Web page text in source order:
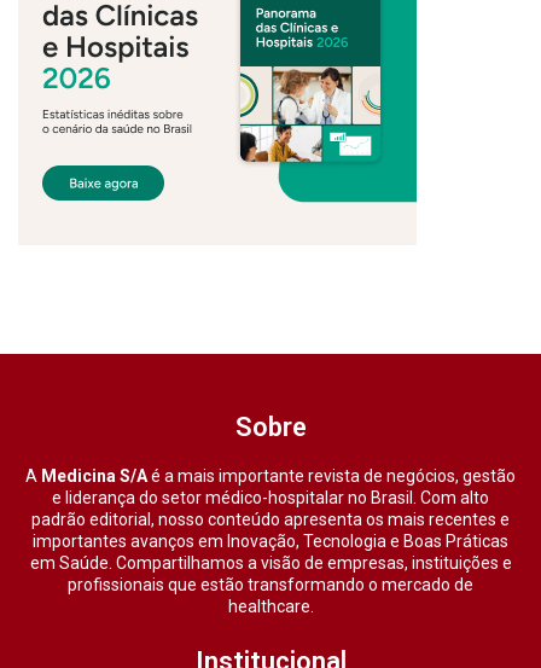
Sobre
A Medicina S/Aé a mais importante revista de negócios, gestão
e liderança do setor médico-hospitalar no Brasil. Com alto
padrão editorial, nosso conteúdo apresenta os mais recentes e
importantes avanços em Inovação, Tecnologia e Boas Práticas
em Saúde. Compartilhamos a visão de empresas, instituições e
profissionais que estão transformando o mercado de
healthcare.
Institucional